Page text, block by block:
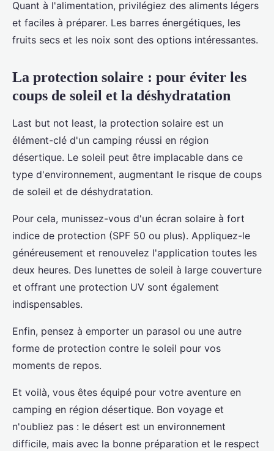
Quant à l'alimentation, privilégiez des aliments légers
et faciles à préparer. Les barres énergétiques, les
fruits secs et les noix sont des options intéressantes.
La protection solaire : pour éviter les
coups de soleil et la déshydratation
Last but not least, la protection solaire est un
élément-clé d'un camping réussi en région
désertique. Le soleil peut être implacable dans ce
type d'environnement, augmentant le risque de coups
de soleil et de déshydratation.
Pour cela, munissez-vous d'un écran solaire à fort
indice de protection (SPF 50 ou plus). Appliquez-le
généreusement et renouvelez l'application toutes les
deux heures. Des lunettes de soleil à large couverture
et offrant une protection UV sont également
indispensables.
Enfin, pensez à emporter un parasol ou une autre
forme de protection contre le soleil pour vos
moments de repos.
Et voilà, vous êtes équipé pour votre aventure en
camping en région désertique. Bon voyage et
n'oubliez pas : le désert est un environnement
difficile, mais avec la bonne préparation et le respect